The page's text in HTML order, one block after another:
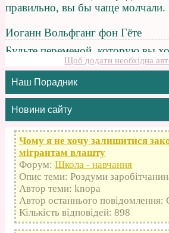
Щоб додати необхідна
Наш Порадник
Новини сайту
Чому я не хочу залишитися
мігрантам влашту
Форум: Школа - навчання
Опис теми: Роздуми
Автор теми: knopa
Автор останнього повідомлення:
Кількість відповідей: 898